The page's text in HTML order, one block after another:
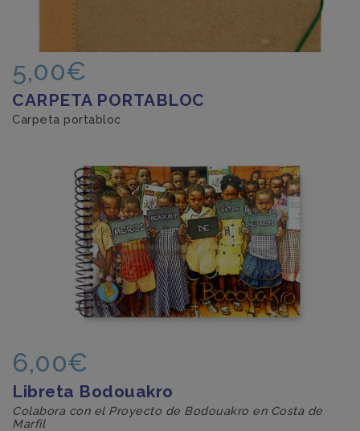
5,00€
CARPETA PORTABLOC
Carpeta portabloc
6,00€
Libreta Bodouakro
Colabora con el Proyecto de Bodouakro en Costa de
Marfil